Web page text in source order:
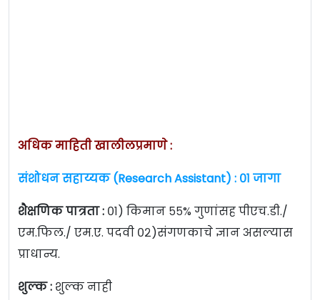
अधिक माहिती खालीलप्रमाणे :
संशोधन सहाय्यक (Research Assistant) : ०१ जागा
शैक्षणिक पात्रता : ०१) किमान ५५% गुणांसह पीएच.डी./
एम.फिल./ एम.ए. पदवी ०२)संगणकाचे ज्ञान असल्यास
प्राधान्य.
शुल्क : शुल्क नाही